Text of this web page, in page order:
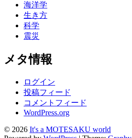
海洋学
生き方
科学
震災
メタ情報
ログイン
投稿フィード
コメントフィード
WordPress.org
© 2026 It's a MOTESAKU world